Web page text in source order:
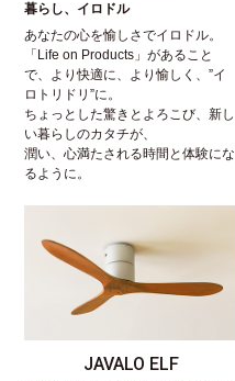
暮らし、イロドル
あなたの心を愉しさでイロドル。
「Life on Products」があること
で、より快適に、より愉しく、”イ
ロトリドリ”に。
ちょっとした驚きとよろこび、新し
い暮らしのカタチが、
潤い、心満たされる時間と体験にな
るように。
JAVALO ELF